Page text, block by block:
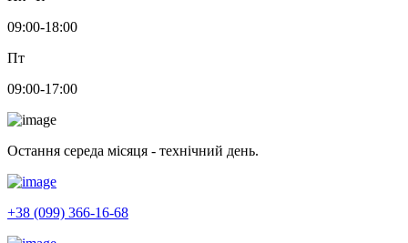
09:00-18:00
Пт
09:00-17:00
Остання середа місяця - технічний день.
+38 (099) 366-16-68